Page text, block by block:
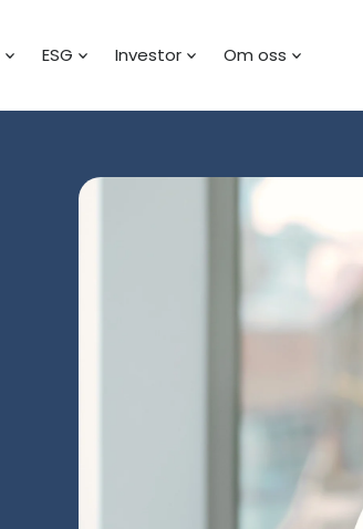
ESG Investor Om oss